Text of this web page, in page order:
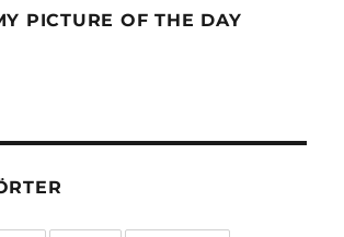
PICTURE OF THE DAY